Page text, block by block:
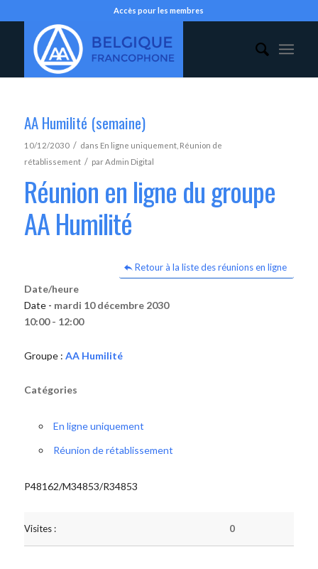
Accès pour les membres
AA Humilité (semaine)
10/12/2030 / dans En ligne uniquement, Réunion de
rétablissement / parAdmin Digital
Réunion en ligne du groupe
AA Humilité
Retour à la liste des réunions en ligne
Date/heure
Date - mardi 10 décembre 2030
10:00 - 12:00
Groupe : AA Humilité
Catégories
En ligne uniquement
Réunion de rétablissement
P48162/M34853/R34853
Visites : 0